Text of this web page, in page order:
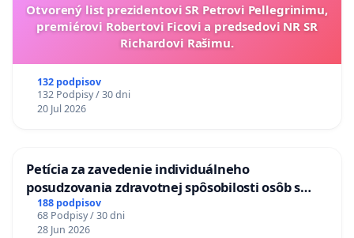
Otvorený list prezidentovi SR Petrovi Pellegrinimu,
premiérovi Robertovi Ficovi a predsedovi NR SR
Richardovi Rašimu.
132 podpisov
132 Podpisy / 30 dni
20 Jul 2026
Petícia za zavedenie individuálneho
posudzovania zdravotnej spôsobilosti osôb s
diabetom 1. a 2. typu pri prijímaní do
Policajného zboru SR
188 podpisov
68 Podpisy / 30 dni
28 Jun 2026